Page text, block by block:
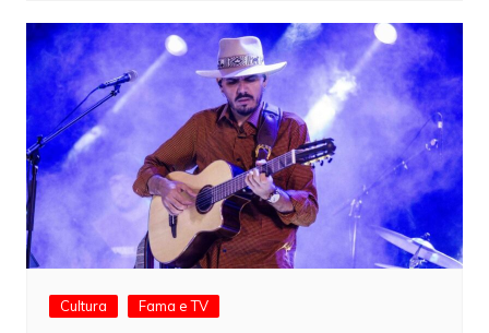
Cultura Fama e TV